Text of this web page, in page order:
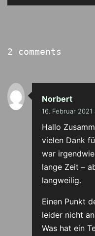
2 comments
Norbert
16. Februar 2021
Hallo
vielen Dank
war
lange Zeit –
langweilig.
Einen Punkt
leider nicht
Was hat ein